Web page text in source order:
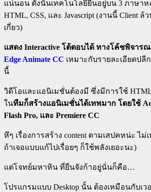
แน่นอน ดังนั้นเทคโนโลยียืนอยู่บน 3 ภาษาห
HTML, CSS, และ Javascript (งานนี้ Client ล้ว
เกี่ยว)
แสดง Interactive โต้ตอบได้ ทางโค้ชพิจาร
Edge Animate CC เหมาะกับรายละเอียดปลี
นี้
วิดีโอและแอนิเมชั่นต้องมี ซึ่งมีการใช้ HTML
ในทีมก็สร้างแอนิเมชั่นได้เทพมาก โดยใช้
Flash Pro, และ Premiere CC
หึๆ เรื่องการสร้าง content ตามเสปคหน่ะ ไม่
ถ้าเจอแบบแก้ไปเรื่อยๆ ก็ใช้พลังเยอะนะ)
แต่โจทย์มหาหิน ที่ยืนจังก้าอยู่นั่นก็คือ…
โปรแกรมแบบ Desktop นั้น ต้องเหมือนกับเ